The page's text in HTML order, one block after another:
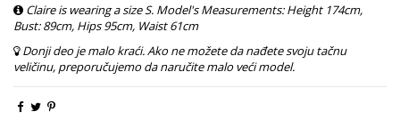
Claire is wearing a size S. Model's Measurements: Height 174cm,
Bust: 89cm, Hips 95cm, Waist 61cm
Donji deo je malo kraći. Ako ne možete da nađete svoju tačnu
veličinu, preporučujemo da naručite malo veći model.